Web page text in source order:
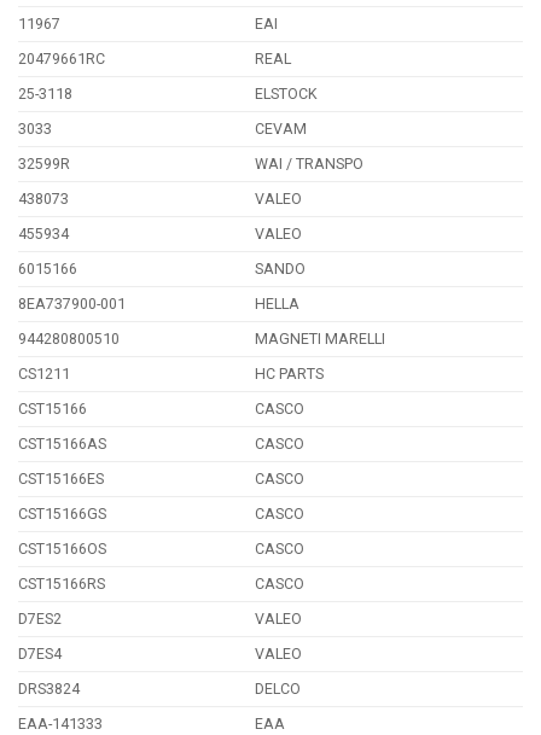
11967
EAI
20479661RC
REAL
25-3118
ELSTOCK
3033
CEVAM
32599R
WAI / TRANSPO
438073
VALEO
455934
VALEO
6015166
SANDO
8EA737900-001
HELLA
944280800510
MAGNETI MARELLI
CS1211
HC PARTS
CST15166
CASCO
CST15166AS
CASCO
CST15166ES
CASCO
CST15166GS
CASCO
CST15166OS
CASCO
CST15166RS
CASCO
D7ES2
VALEO
D7ES4
VALEO
DRS3824
DELCO
EAA-141333
EAA